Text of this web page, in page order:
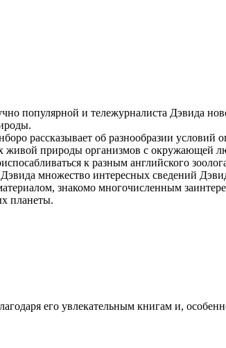
популярной и тележурналиста Дэвида
рассказывает об разнообразии условий
живой природы организмов с окружающей
к разным английского
множество интересных сведений
знакомо многочисленным
планеты.
его увлекательным книгам и,